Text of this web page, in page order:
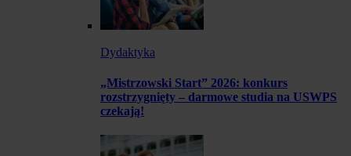
Dydaktyka
„Mistrzowski Start” 2026: konkurs
rozstrzygnięty – darmowe studia na USWPS
czekają!